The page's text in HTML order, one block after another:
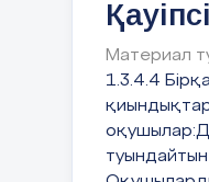
Бaсы
1 мин
Материал
1.3.4.4